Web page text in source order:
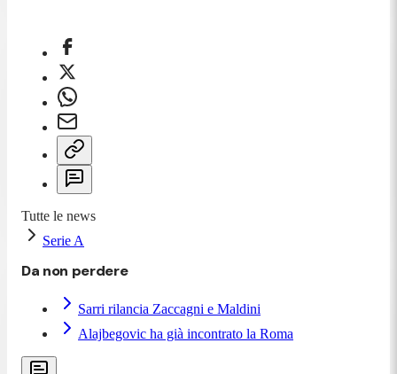
Tutte le news
Serie A
Da non perdere
Sarri rilancia Zaccagni e Maldini
Alajbegovic ha già incontrato la Roma